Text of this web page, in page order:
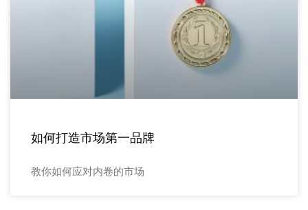
如何打造市场第一品牌
教你如何应对内卷的市场